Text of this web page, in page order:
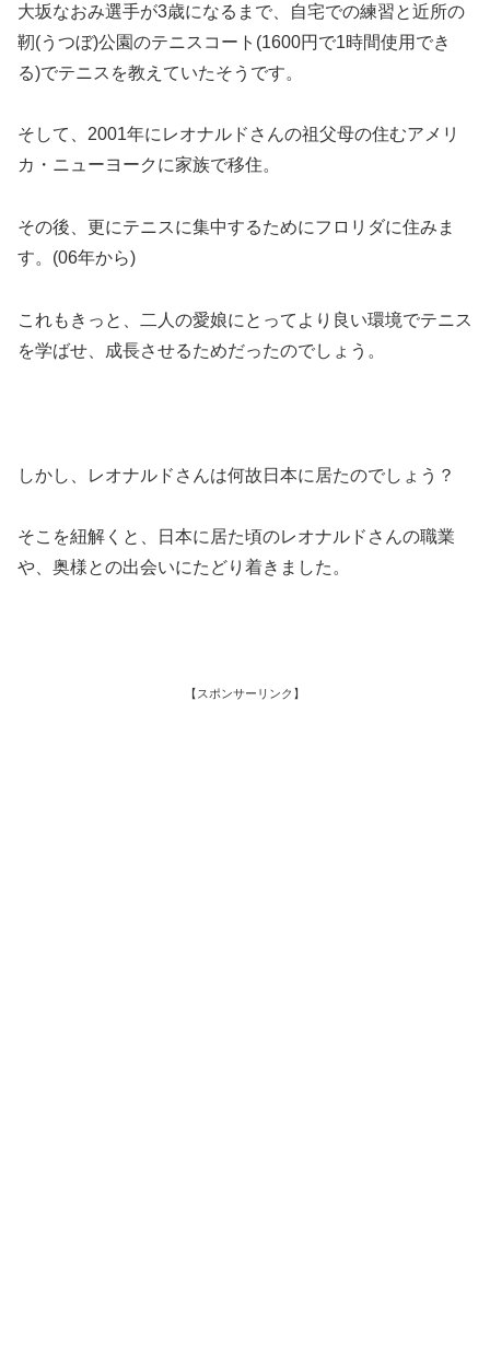
大坂なおみ選手が3歳になるまで、自宅での練習と近所の
靭(うつぼ)公園のテニスコート(1600円で1時間使用でき
る)でテニスを教えていたそうです。
そして、2001年にレオナルドさんの祖父母の住むアメリ
カ・ニューヨークに家族で移住。
その後、更にテニスに集中するためにフロリダに住みま
す。(06年から)
これもきっと、二人の愛娘にとってより良い環境でテニス
を学ばせ、成長させるためだったのでしょう。
しかし、レオナルドさんは何故日本に居たのでしょう？
そこを紐解くと、日本に居た頃のレオナルドさんの職業
や、奥様との出会いにたどり着きました。
【スポンサーリンク】